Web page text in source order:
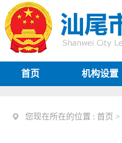
首页 机构设置
您现在所在的位置 : 首页 >